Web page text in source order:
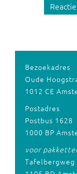
Bezoekadres
Oude
1012 CE
Postadres
Postbus 1628
1000 BP
voor
Tafelbergweg